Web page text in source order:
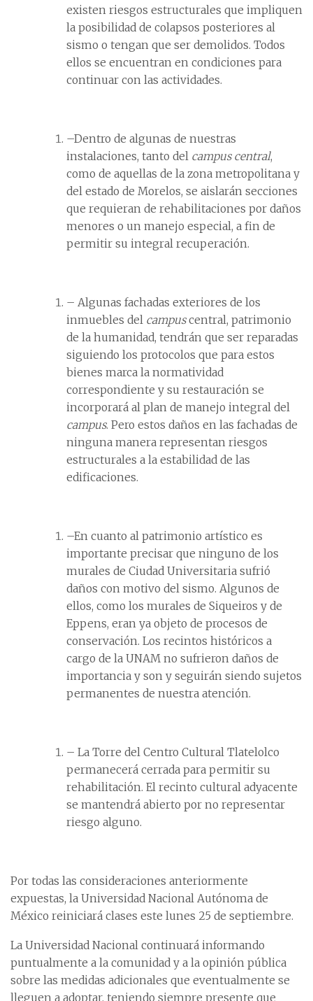
existen riesgos estructurales que impliquen
la posibilidad de colapsos posteriores al
sismo o tengan que ser demolidos. Todos
ellos se encuentran en condiciones para
continuar con las actividades.
–Dentro de algunas de nuestras
instalaciones, tanto del campus central,
como de aquellas de la zona metropolitana y
del estado de Morelos, se aislarán secciones
que requieran de rehabilitaciones por daños
menores o un manejo especial, a fin de
permitir su integral recuperación.
– Algunas fachadas exteriores de los
inmuebles del campuscentral, patrimonio
de la humanidad, tendrán que ser reparadas
siguiendo los protocolos que para estos
bienes marca la normatividad
correspondiente y su restauración se
incorporará al plan de manejo integral del
campus. Pero estos daños en las fachadas de
ninguna manera representan riesgos
estructurales a la estabilidad de las
edificaciones.
–En cuanto al patrimonio artístico es
importante precisar que ninguno de los
murales de Ciudad Universitaria sufrió
daños con motivo del sismo. Algunos de
ellos, como los murales de Siqueiros y de
Eppens, eran ya objeto de procesos de
conservación. Los recintos históricos a
cargo de la UNAM no sufrieron daños de
importancia y son y seguirán siendo sujetos
permanentes de nuestra atención.
– La Torre del Centro Cultural Tlatelolco
permanecerá cerrada para permitir su
rehabilitación. El recinto cultural adyacente
se mantendrá abierto por no representar
riesgo alguno.
Por todas las consideraciones anteriormente
expuestas, la Universidad Nacional Autónoma de
México reiniciará clases este lunes 25 de septiembre.
La Universidad Nacional continuará informando
puntualmente a la comunidad y a la opinión pública
sobre las medidas adicionales que eventualmente se
lleguen a adoptar, teniendo siempre presente que